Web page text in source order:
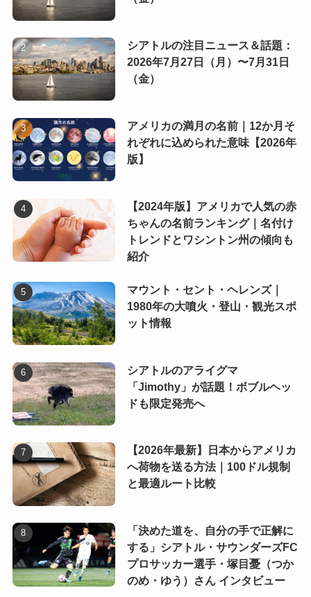
シアトルの注目ニュース＆話題：
2026年7月27日（月）〜7月31日
（金）
アメリカの満月の名前｜12か月そ
れぞれに込められた意味【2026年
版】
【2024年版】アメリカで人気の赤
ちゃんの名前ランキング｜名付け
トレンドとワシントン州の傾向も
紹介
マウント・セント・ヘレンズ｜
1980年の大噴火・登山・観光スポ
ット情報
シアトルのアライグマ
「Jimothy」が話題！ボブルヘッ
ドも限定発売へ
【2026年最新】日本からアメリカ
へ荷物を送る方法｜100ドル規制
と最適ルート比較
「決めた道を、自分の手で正解に
する」シアトル・サウンダーズFC
プロサッカー選手・塚目憂（つか
のめ・ゆう）さん インタビュー